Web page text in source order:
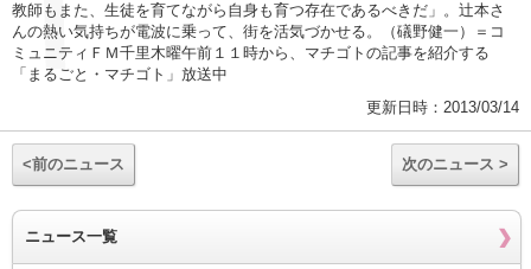
教師もまた、生徒を育てながら自身も育つ存在であるべきだ」。辻本さ
んの熱い気持ちが電波に乗って、街を活気づかせる。（礒野健一）＝コ
ミュニティＦＭ千里木曜午前１１時から、マチゴトの記事を紹介する
「まるごと・マチゴト」放送中
更新日時：2013/03/14
<前のニュース 次のニュース >
ニュース一覧